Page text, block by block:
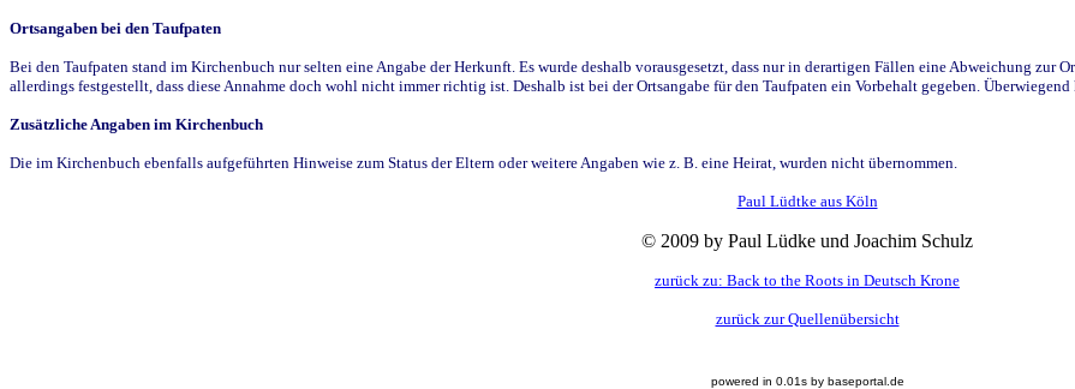
Ortsangaben bei den Taufpaten
Bei den Taufpaten stand im Kirchenbuch nur selten eine Angabe der Herkunft. Es wurde deshalb vorausgesetzt, dass nur in derartigen Fällen eine Abweichung zur
allerdings festgestellt, dass diese Annahme doch wohl nicht immer richtig ist. Deshalb ist bei der Ortsangabe für den Taufpaten ein Vorbehalt gegeben.
Zusätzliche Angaben im Kirchenbuch
Die im Kirchenbuch ebenfalls aufgeführten Hinweise zum Status der Eltern oder weitere Angaben wie z. B. eine Heirat, wurden nicht übernommen.
Paul Lüdtke aus Köln
© 2009 by Paul Lüdke und Joachim Schulz
zurück zu: Back to the Roots in Deutsch Krone
zurück zur Quellenübersicht
powered in 0.01s by baseportal.de